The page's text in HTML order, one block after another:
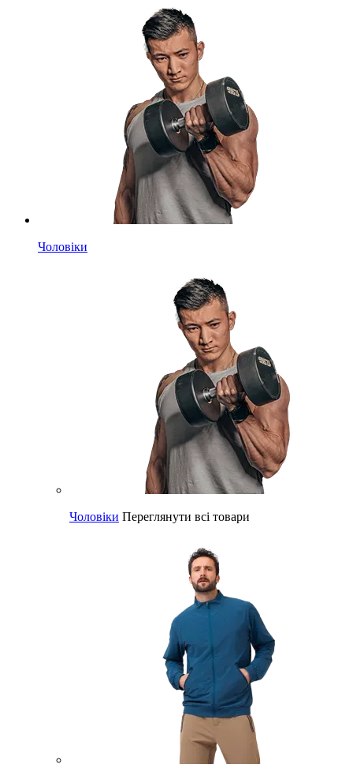
Чоловіки
Чоловіки Переглянути всі товари